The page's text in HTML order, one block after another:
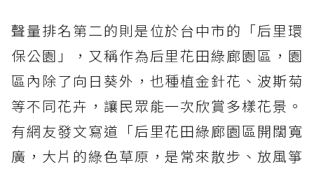
聲量排名第二的則是位於台中市的「后里環
保公園」，又稱作為后里花田綠廊園區，園
區內除了向日葵外，也種植金針花、波斯菊
等不同花卉，讓民眾能一次欣賞多樣花景。
有網友發文寫道「后里花田綠廊園區開闊寬
廣，大片的綠色草原，是常來散步、放風箏